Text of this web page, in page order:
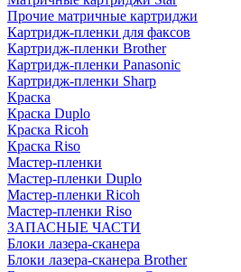
Прочие матричные картриджи
Картридж-пленки для факсов
Картридж-пленки Brother
Картридж-пленки Panasonic
Картридж-пленки Sharp
Краска
Краска Duplo
Краска Ricoh
Краска Riso
Мастер-пленки
Мастер-пленки Duplo
Мастер-пленки Ricoh
Мастер-пленки Riso
ЗАПАСНЫЕ ЧАСТИ
Блоки лазера-сканера
Блоки лазера-сканера Brother